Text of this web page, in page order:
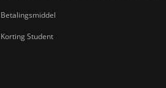
Betalingsmiddel
Korting Student